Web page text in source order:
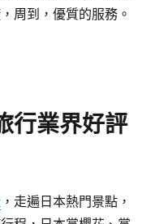
周到，優質的服務。
行業界好評
，走遍日本熱門景點，